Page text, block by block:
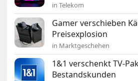
in Telekom
Gamer verschieben
Preisexplosion
in Marktgeschehen
1&1 verschenkt TV-
Bestandskunden